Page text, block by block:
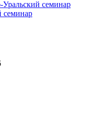
семинар
семинар